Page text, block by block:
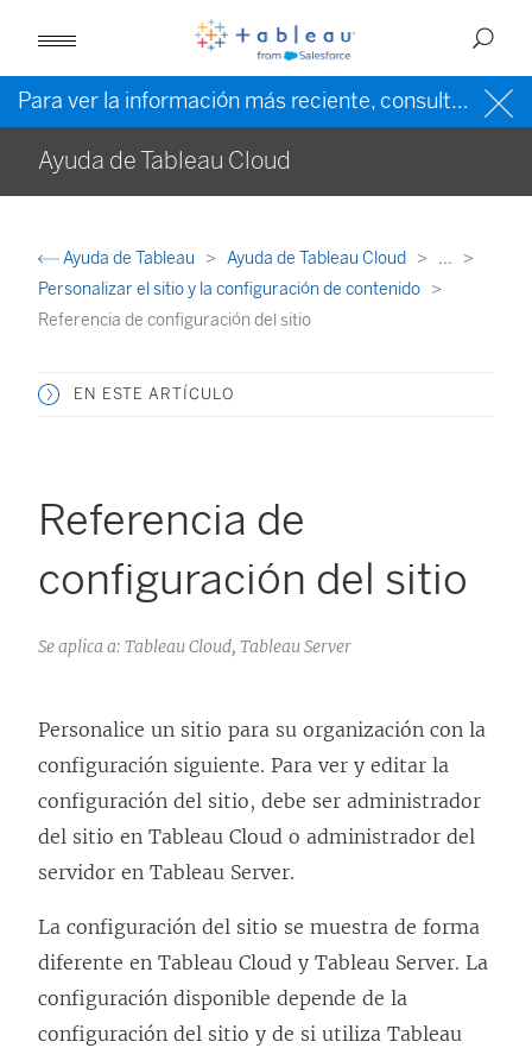
Para ver la información más reciente, consulte la
Ayuda de Tableau Cloud
Ayuda de Tableau Ayuda de Tableau Cloud
...
Personalizar el sitio y la configuración de contenido
Referencia de configuración del sitio
EN ESTE ARTÍCULO
Referencia de
configuración del sitio
Se aplica a: Tableau Cloud, Tableau Server
Personalice un sitio para su organización con la
configuración siguiente. Para ver y editar la
configuración del sitio, debe ser administrador
del sitio en Tableau Cloud o administrador del
servidor en Tableau Server.
La configuración del sitio se muestra de forma
diferente en Tableau Cloud y Tableau Server. La
configuración disponible depende de la
configuración del sitio y de si utiliza Tableau